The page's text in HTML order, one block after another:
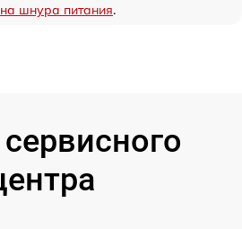
шнура питания.